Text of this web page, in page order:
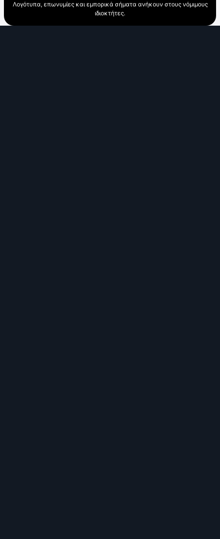
Λογότυπα, επωνυμίες και εμπορικά σήματα ανήκουν στους νόμιμους
ιδιοκτήτες.